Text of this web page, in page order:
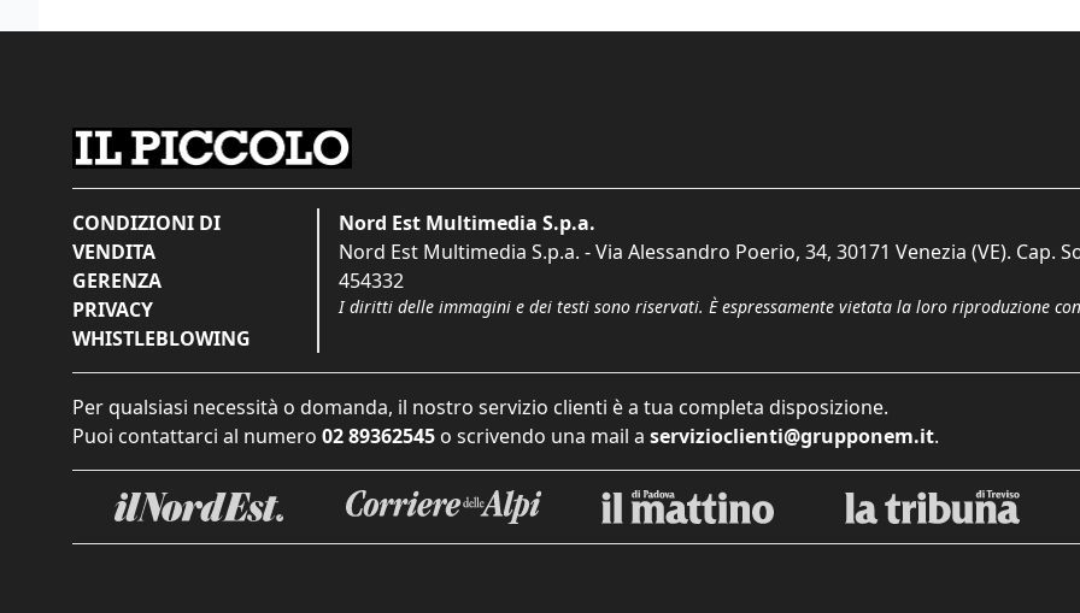
CONDIZIONI DI
VENDITA
GERENZA
PRIVACY
WHISTLEBLOWING
Nord Est Multimedia S.p.a.
Nord Est Multimedia S.p.a. - Via Alessandro Poerio, 34, 30171 Venezia (VE). Cap.
454332
I diritti delle immagini e dei testi sono riservati. È espressamente vietata la loro riproduzione
Per qualsiasi necessità o domanda, il nostro servizio clienti è a tua completa disposizione.
Puoi contattarci al numero 02 89362545 o scrivendo una mail a servizioclienti@grupponem.it.